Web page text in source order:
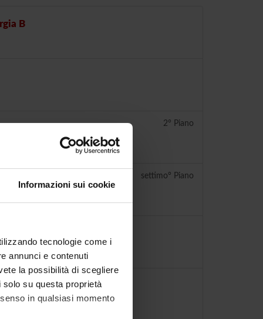
Informazioni sui cookie
tecnologie come i
annunci e contenuti
la possibilità di scegliere
su questa proprietà
in qualsiasi momento
B
2° Piano
settimo° Piano